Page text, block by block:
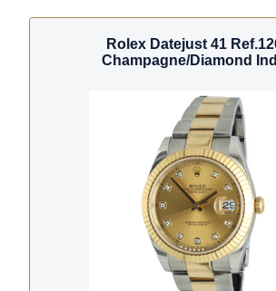
Rolex Datejust 41
Champagne/Diamond